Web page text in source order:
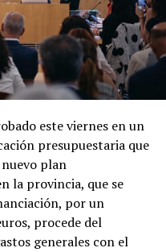
este viernes en un
presupuestaria que
plan
la provincia, que se
por un
procede del
generales con el